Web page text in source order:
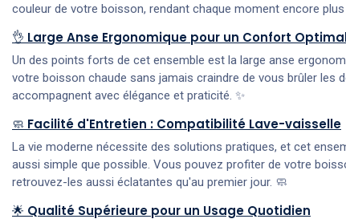
couleur de votre boisson, rendant chaque moment encore
👌 Large Anse Ergonomique pour un Confort
Un des points forts de cet ensemble est la large anse
votre boisson chaude sans jamais craindre de vous brûler les
accompagnent avec élégance et praticité. ✨
🧼 Facilité d'Entretien : Compatibilité Lave-vaisselle
La vie moderne nécessite des solutions pratiques, et cet
aussi simple que possible. Vous pouvez profiter de votre
retrouvez-les aussi éclatantes qu'au premier jour. 🧼
🌟 Qualité Supérieure pour un Usage Quotidien